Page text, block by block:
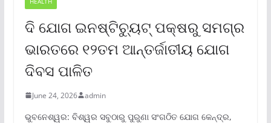
ଦି ଯୋଗ ଇନଷ୍ଟିଚ୍ୟୁଟ୍ ପକ୍ଷରୁ ସମଗ୍ର
ଭାରତରେ ୧୨ତମ ଆନ୍ତର୍ଜାତୀୟ ଯୋଗ
ଦିବସ ପାଳିତ
June 24, 2026 admin
ଭୁବନେଶ୍ୱର: ବିଶ୍ୱର ସବୁଠାରୁ ପୁରୁଣା ସଂଗଠିତ ଯୋଗ କେନ୍ଦ୍ର,